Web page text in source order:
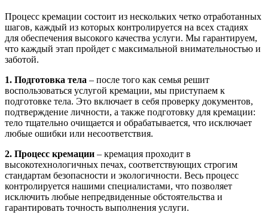
Процесс кремации состоит из нескольких четко отработанных
шагов, каждый из которых контролируется на всех стадиях
для обеспечения высокого качества услуги. Мы гарантируем,
что каждый этап пройдет с максимальной внимательностью и
заботой.
1. Подготовка тела – после того как семья решит
воспользоваться услугой кремации, мы приступаем к
подготовке тела. Это включает в себя проверку документов,
подтверждение личности, а также подготовку для кремации:
тело тщательно очищается и обрабатывается, что исключает
любые ошибки или несоответствия.
2. Процесс кремации – кремация проходит в
высокотехнологичных печах, соответствующих строгим
стандартам безопасности и экологичности. Весь процесс
контролируется нашими специалистами, что позволяет
исключить любые непредвиденные обстоятельства и
гарантировать точность выполнения услуги.